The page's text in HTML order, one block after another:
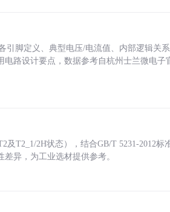
引脚定义、典型电压/电流值、内部逻辑关
路设计要点，数据参考自杭州士兰微电子
T2_1/2H状态），结合GB/T 5231-2012标
异，为工业选材提供参考。